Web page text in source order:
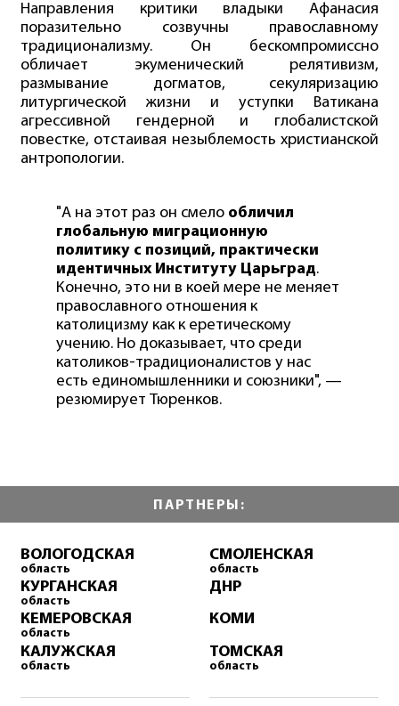
Направления критики владыки Афанасия
поразительно созвучны православному
традиционализму. Он бескомпромиссно
обличает экуменический релятивизм,
размывание догматов, секуляризацию
литургической жизни и уступки Ватикана
агрессивной гендерной и глобалистской
повестке, отстаивая незыблемость христианской
антропологии.
"А на этот раз он смело обличил
глобальную миграционную
политику с позиций, практически
идентичных Институту Царьград.
Конечно, это ни в коей мере не меняет
православного отношения к
католицизму как к еретическому
учению. Но доказывает, что среди
католиков-традиционалистов у нас
есть единомышленники и союзники", —
резюмирует Тюренков.
ПАРТНЕРЫ:
ВОЛОГОДСКАЯ
область
КУРГАНСКАЯ
область
КЕМЕРОВСКАЯ
область
КАЛУЖСКАЯ
область
СМОЛЕНСКАЯ
область
ДНР
КОМИ
ТОМСКАЯ
область